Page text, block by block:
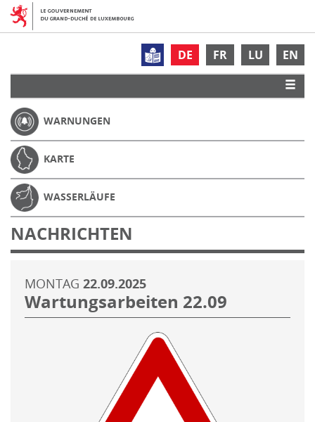
DE FR LU EN
WARNUNGEN
KARTE
WASSERLÄUFE
NACHRICHTEN
MONTAG 22.09.2025
Wartungsarbeiten 22.09